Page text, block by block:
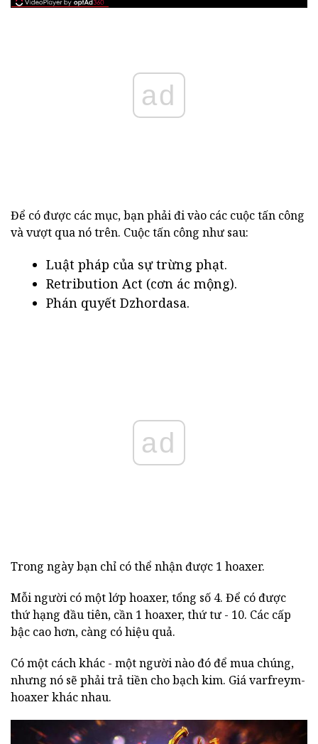
ad
Để có được các mục, bạn phải đi vào các cuộc tấn công
và vượt qua nó trên. Cuộc tấn công như sau:
Luật pháp của sự trừng phạt.
Retribution Act (cơn ác mộng).
Phán quyết Dzhordasa.
ad
Trong ngày bạn chỉ có thể nhận được 1 hoaxer.
Mỗi người có một lớp hoaxer, tổng số 4. Để có được
thứ hạng đầu tiên, cần 1 hoaxer, thứ tư - 10. Các cấp
bậc cao hơn, càng có hiệu quả.
Có một cách khác - một người nào đó để mua chúng,
nhưng nó sẽ phải trả tiền cho bạch kim. Giá varfreym-
hoaxer khác nhau.